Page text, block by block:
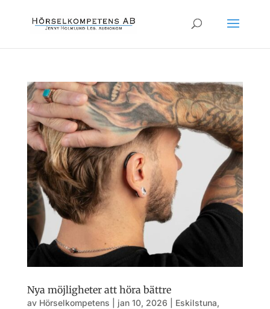
Nya möjligheter att höra bättre
av Hörselkompetens jan 10, 2026 Eskilstuna,